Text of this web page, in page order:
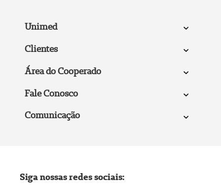
Unimed
Clientes
Área do Cooperado
Fale Conosco
Comunicação
Siga nossas redes sociais: